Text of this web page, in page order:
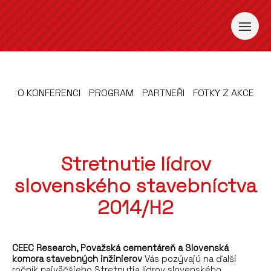
O KONFERENCI PROGRAM PARTNEŘI FOTKY Z AKCE
Stretnutie lídrov
slovenského stavebníctva
2014/H2
CEEC Research, Považská cementáreň a Slovenská
komora stavebných inžinierov Vás pozývajú na ďalší